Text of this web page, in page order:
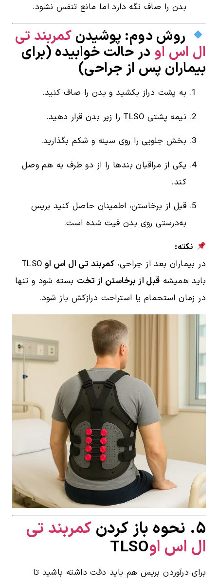
بدن را صاف نگه دارد اما مانع تنفس نشود.
روش دوم: پوشیدن کمربند تی
ال اس او در حالت خوابیده (برای
بیماران پس از جراحی)
به پشت دراز بکشید و بدن را صاف کنید.
نیمه پشتی TLSO را زیر بدن قرار دهید.
بخش جلویی را روی سینه و شکم بگذارید.
یکی از مراقبان بندها را از دو طرف به هم وصل
کند.
قبل از برخاستن، اطمینان حاصل کنید بریس
به‌درستی روی بدن فیت شده است.
نکته:
در بیماران بعد از جراحی، کمربند تی ال اس او TLSO
باید همیشه قبل از برخاستن از تخت بسته شود و تنها
در زمان استحمام یا استراحت درازکش باز شود.
۵. نحوه باز کردن کمربند تی
ال اس اوTLSO
برای درآوردن بریس هم باید دقت داشته باشید تا